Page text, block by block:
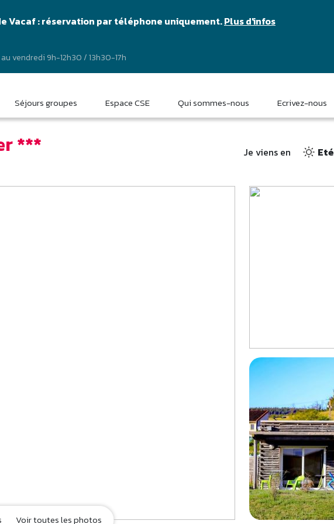
Vacaf : réservation par téléphone uniquement.Plus d'infos
vendredi 9h-12h30 / 13h30-17h
Séjours groupes Espace CSE Qui sommes-nous Ecrivez-nous
*** Je viens en Eté
Voir toutes les photos